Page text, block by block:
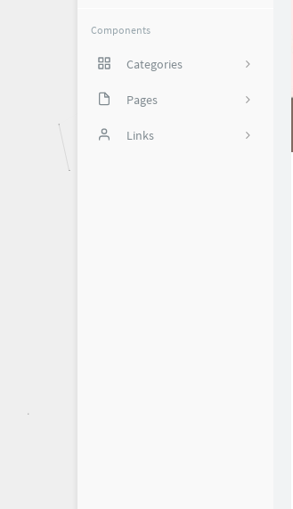
Components
Categories
85
攻略福利
12
斐讯N1
Pages
积分商城
Links